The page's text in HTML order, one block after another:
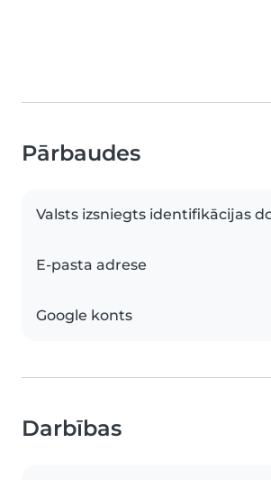
Pārbaudes
Valsts izsniegts identifikācijas
E-pasta adrese
Google konts
Darbības